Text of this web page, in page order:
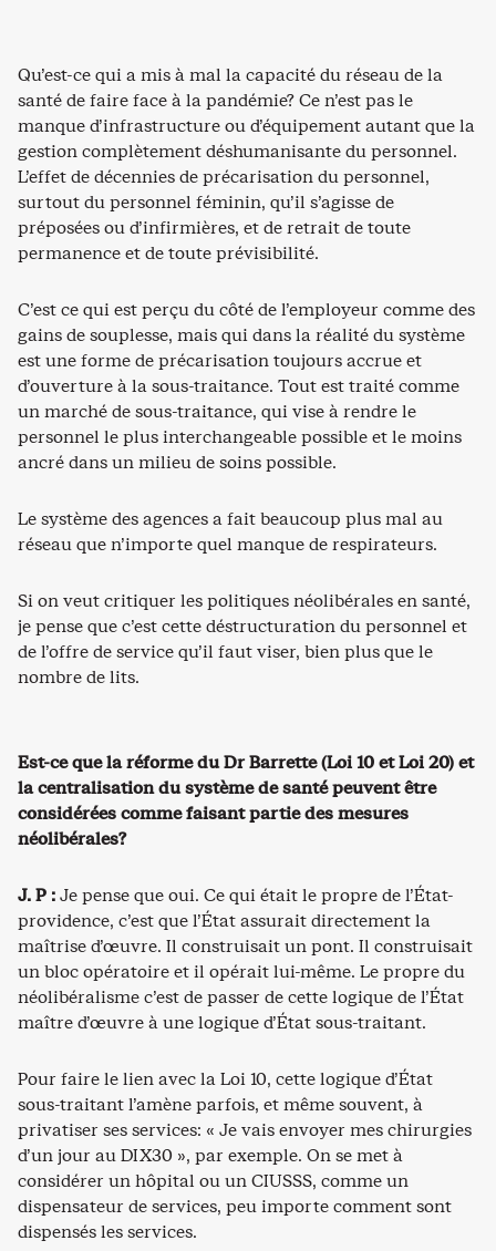
Qu’est-ce qui a mis à mal la capacité du réseau de la
santé de faire face à la pandémie? Ce n’est pas le
manque d’infrastructure ou d’équipement autant que la
gestion complètement déshumanisante du personnel.
L’effet de décennies de précarisation du personnel,
surtout du personnel féminin, qu’il s’agisse de
préposées ou d’infirmières, et de retrait de toute
permanence et de toute prévisibilité.
C’est ce qui est perçu du côté de l’employeur comme des
gains de souplesse, mais qui dans la réalité du système
est une forme de précarisation toujours accrue et
d’ouverture à la sous-traitance. Tout est traité comme
un marché de sous-traitance, qui vise à rendre le
personnel le plus interchangeable possible et le moins
ancré dans un milieu de soins possible.
Le système des agences a fait beaucoup plus mal au
réseau que n’importe quel manque de respirateurs.
Si on veut critiquer les politiques néolibérales en santé,
je pense que c’est cette déstructuration du personnel et
de l’offre de service qu’il faut viser, bien plus que le
nombre de lits.
Est-ce que la réforme du Dr Barrette (Loi 10 et Loi 20) et
la centralisation du système de santé peuvent être
considérées comme faisant partie des mesures
néolibérales?
J. P :Je pense que oui. Ce qui était le propre de l’État-
providence, c’est que l’État assurait directement la
maîtrise d’œuvre. Il construisait un pont. Il construisait
un bloc opératoire et il opérait lui-même. Le propre du
néolibéralisme c’est de passer de cette logique de l’État
maître d’œuvre à une logique d’État sous-traitant.
Pour faire le lien avec la Loi 10, cette logique d’État
sous-traitant l’amène parfois, et même souvent, à
privatiser ses services: « Je vais envoyer mes chirurgies
d’un jour au DIX30 », par exemple. On se met à
considérer un hôpital ou un CIUSSS, comme un
dispensateur de services, peu importe comment sont
dispensés les services.